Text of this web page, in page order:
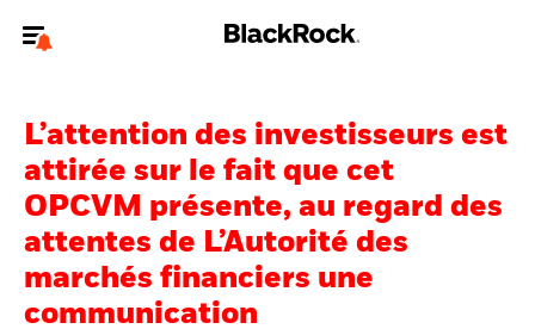
Pour accéder directement à un autre site BlackRock, veuillez mettre à
jourvotre type d'utilisateur
Nous connaître
Produits
L’attention des investisseurs est
attirée sur le fait que cet
OPCVM présente, au regard des
attentes de L’Autorité des
marchés financiers une
communication